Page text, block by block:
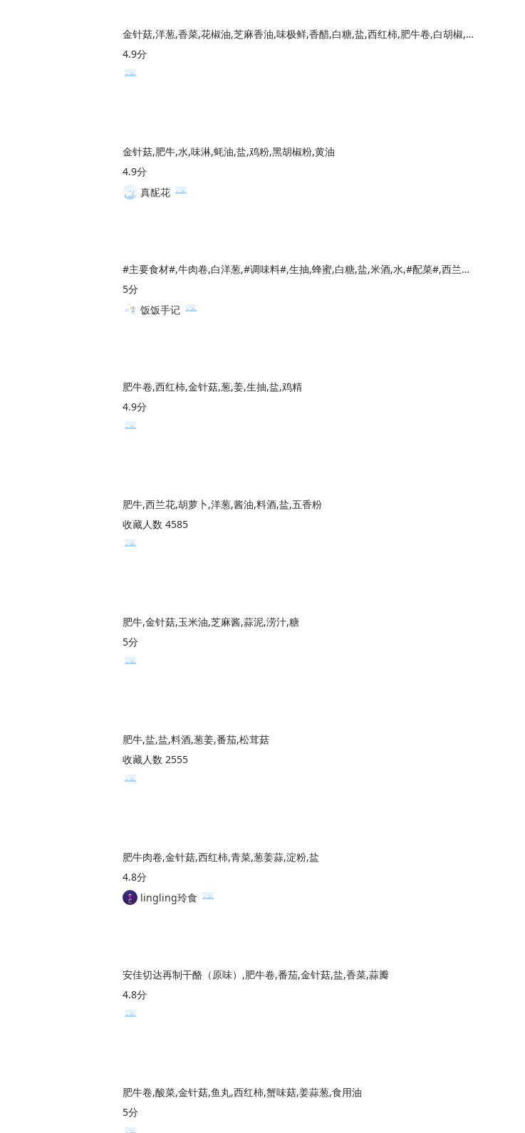
金针菇,洋葱,香菜,花椒油,芝麻香油,味极鲜,香醋,白糖,盐,西红柿,肥牛卷,白胡椒,番茄酱,蒸鱼豉油,蒜
4.9分
金针菇,肥牛,水,味淋,蚝油,盐,鸡粉,黑胡椒粉,黄油
4.9分
真馜花
#主要食材#,牛肉卷,白洋葱,#调味料#,生抽,蜂蜜,白糖,盐,米酒,水,#配菜#,西兰花,胡萝卜
5分
饭饭手记
肥牛卷,西红柿,金针菇,葱,姜,生抽,盐,鸡精
4.9分
肥牛,西兰花,胡萝卜,洋葱,酱油,料酒,盐,五香粉
收藏人数 4585
肥牛,金针菇,玉米油,芝麻酱,蒜泥,涝汁,糖
5分
肥牛,盐,盐,料酒,葱姜,番茄,松茸菇
收藏人数 2555
肥牛肉卷,金针菇,西红柿,青菜,葱姜蒜,淀粉,盐
4.8分
lingling玲食
安佳切达再制干酪（原味）,肥牛卷,番茄,金针菇,盐,香菜,蒜瓣
4.8分
肥牛卷,酸菜,金针菇,鱼丸,西红柿,蟹味菇,姜蒜葱,食用油
5分